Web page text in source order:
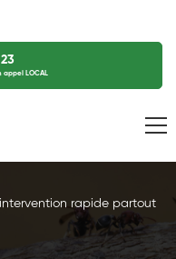
appel LOCAL
rapide partout